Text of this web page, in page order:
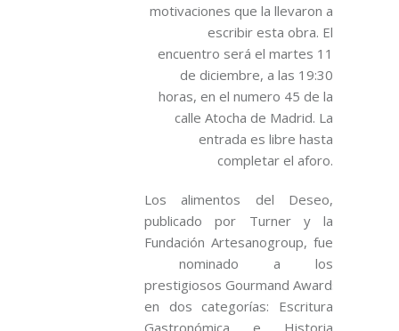
motivaciones que la llevaron a
escribir esta obra. El
encuentro será el martes 11
de diciembre, a las 19:30
horas, en el numero 45 de la
calle Atocha de Madrid. La
entrada es libre hasta
completar el aforo.
Los alimentos del Deseo,
publicado por Turner y la
Fundación Artesanogroup, fue
nominado a los
prestigiosos Gourmand Awards
en dos categorías: Escritura
Gastronómica e Historia